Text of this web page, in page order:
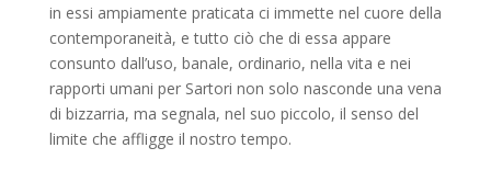
in essi ampiamente praticata ci immette nel cuore della
contemporaneità, e tutto ciò che di essa appare
consunto dall’uso, banale, ordinario, nella vita e nei
rapporti umani per Sartori non solo nasconde una vena
di bizzarria, ma segnala, nel suo piccolo, il senso del
limite che affligge il nostro tempo.